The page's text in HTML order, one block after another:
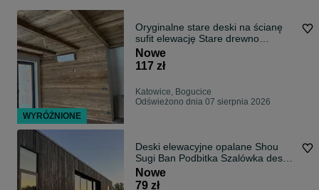
Oryginalne stare deski na ścianę
sufit elewację Stare drewno
rustykalne Panel ścienny Belki
Nowe
117 zł
Katowice, Bogucice
Odświeżono dnia 07 sierpnia 2026
Deski elewacyjne opalane Shou
Sugi Ban Podbitka Szalówka deska
opalana
Nowe
79 zł
WYRÓŻNIONE